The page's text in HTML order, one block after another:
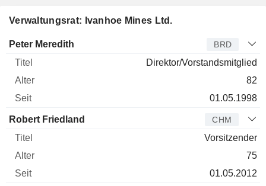
Verwaltungsrat: Ivanhoe Mines Ltd.
Verwaltungsratsmitglied
Peter Meredith BRD
Direktor/Vorstandsmitglied
82
01.05.1998
Robert Friedland CHM
Vorsitzender
75
01.05.2012